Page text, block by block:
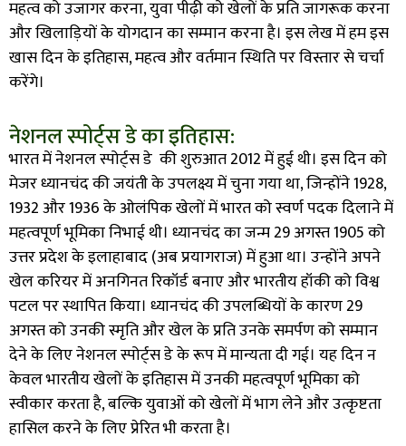
महत्व को उजागर करना, युवा पीढ़ी को खेलों के प्रति जागरूक करना
और खिलाड़ियों के योगदान का सम्मान करना है। इस लेख में हम इस
खास दिन के इतिहास, महत्व और वर्तमान स्थिति पर विस्तार से चर्चा
करेंगे।
नेशनल स्पोर्ट्स डे का इतिहास:
भारत में नेशनल स्पोर्ट्स डे की शुरुआत 2012 में हुई थी। इस दिन को
मेजर ध्यानचंद की जयंती के उपलक्ष्य में चुना गया था, जिन्होंने 1928,
1932 और 1936 के ओलंपिक खेलों में भारत को स्वर्ण पदक दिलाने में
महत्वपूर्ण भूमिका निभाई थी। ध्यानचंद का जन्म 29 अगस्त 1905 को
उत्तर प्रदेश के इलाहाबाद (अब प्रयागराज) में हुआ था। उन्होंने अपने
खेल करियर में अनगिनत रिकॉर्ड बनाए और भारतीय हॉकी को विश्व
पटल पर स्थापित किया। ध्यानचंद की उपलब्धियों के कारण 29
अगस्त को उनकी स्मृति और खेल के प्रति उनके समर्पण को सम्मान
देने के लिए नेशनल स्पोर्ट्स डे के रूप में मान्यता दी गई। यह दिन न
केवल भारतीय खेलों के इतिहास में उनकी महत्वपूर्ण भूमिका को
स्वीकार करता है, बल्कि युवाओं को खेलों में भाग लेने और उत्कृष्टता
हासिल करने के लिए प्रेरित भी करता है।